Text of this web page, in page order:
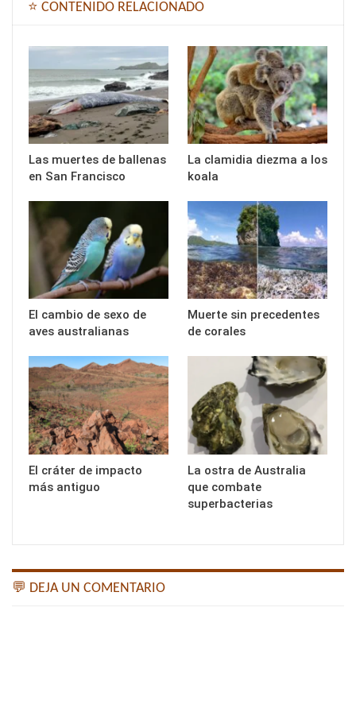
⭐ CONTENIDO RELACIONADO
Las muertes de ballenas
en San Francisco
La clamidia diezma a los
koala
El cambio de sexo de
aves australianas
Muerte sin precedentes
de corales
El cráter de impacto
más antiguo
La ostra de Australia
que combate
superbacterias
💬 DEJA UN COMENTARIO